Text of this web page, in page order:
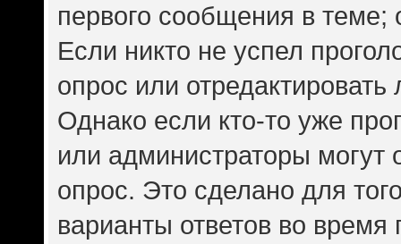
первого сообщения в теме;
Если никто не успел
опрос или
Однако если кто-то уже
или администраторы могут
опрос. Это сделано для
варианты ответов во время